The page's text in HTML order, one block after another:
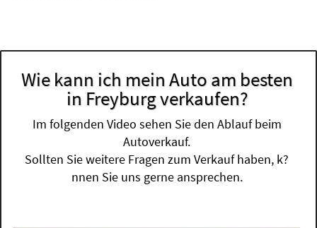
Wie kann ich mein Auto am besten
in Freyburg verkaufen?
Im folgenden Video sehen Sie den Ablauf beim
Autoverkauf.
Sollten Sie weitere Fragen zum Verkauf haben, k?
nnen Sie uns gerne ansprechen.